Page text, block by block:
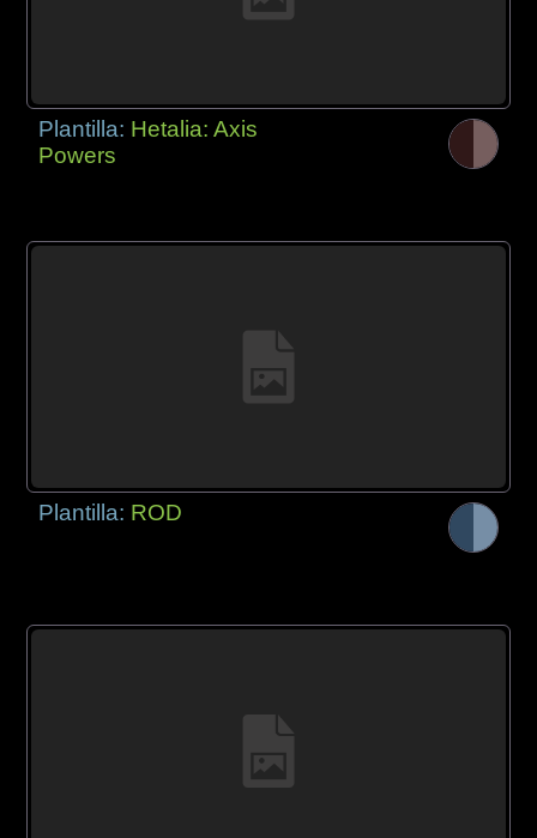
Plantilla: Hetalia: Axis
Powers
Plantilla: ROD